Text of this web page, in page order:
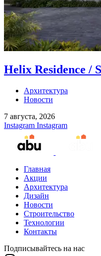
Helix Residence /
Архитектура
Новости
7 августа, 2026
Instagram Instagram
Главная
Акции
Архитектура
Дизайн
Новости
Строительство
Технологии
Контакты
Подписывайтесь на нас